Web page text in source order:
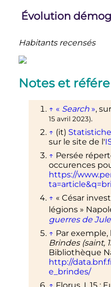
Évolution
Habitants recensés
Notes et
↑ « Search », sur
15 avril 2023).
↑ (it)
sur le site de l'
↑ Persée
occurences
https://
↑ « César
légions »
guerres de
↑ Par
Brindes (saint,
Bibliothèque
http://
e_brindes/